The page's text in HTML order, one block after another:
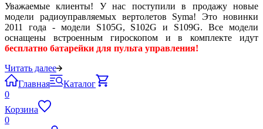
Уважаемые клиенты! У нас поступили в продажу новые
модели радиоуправляемых вертолетов Syma! Это новинки
2011 года - модели S105G, S102G и S109G. Все модели
оснащены встроенным гироскопом и в комплекте идут
бесплатно батарейки для пульта управления!
Читать далее
Главная
Каталог
0
Корзина
0